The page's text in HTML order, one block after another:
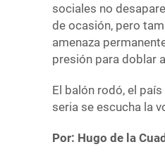
sociales no
de ocasión, pero
amenaza
presión para doblar
El balón rodó, el
seria se escucha la
Por: Hugo de la